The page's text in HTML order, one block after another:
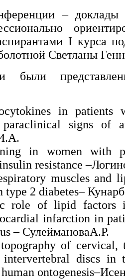
– доклады
I курса
Светланы
были
in patients
signs of
in women with
resistance
muscles and
type 2 diabetes–
role of lipid factors
infarction in
– СулеймановаА.Р.
of cervical,
intervertebral discs in